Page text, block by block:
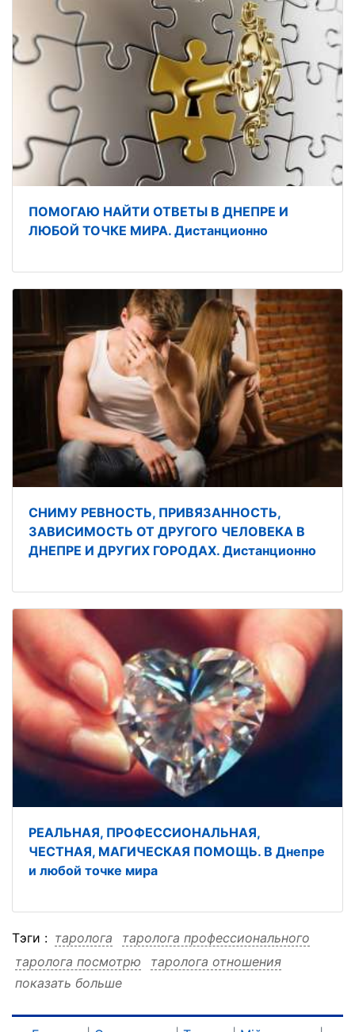
ПОМОГАЮ НАЙТИ ОТВЕТЫ В ДНЕПРЕ И
ЛЮБОЙ ТОЧКЕ МИРА. Дистанционно
СНИМУ РЕВНОСТЬ, ПРИВЯЗАННОСТЬ,
ЗАВИСИМОСТЬ ОТ ДРУГОГО ЧЕЛОВЕКА В
ДНЕПРЕ И ДРУГИХ ГОРОДАХ. Дистанционно
РЕАЛЬНАЯ, ПРОФЕССИОНАЛЬНАЯ,
ЧЕСТНАЯ, МАГИЧЕСКАЯ ПОМОЩЬ. В Днепре
и любой точке мира
Тэги : таролога
таролога профессионального
таролога посмотрю
таролога отношения
таролога обман
показать больше